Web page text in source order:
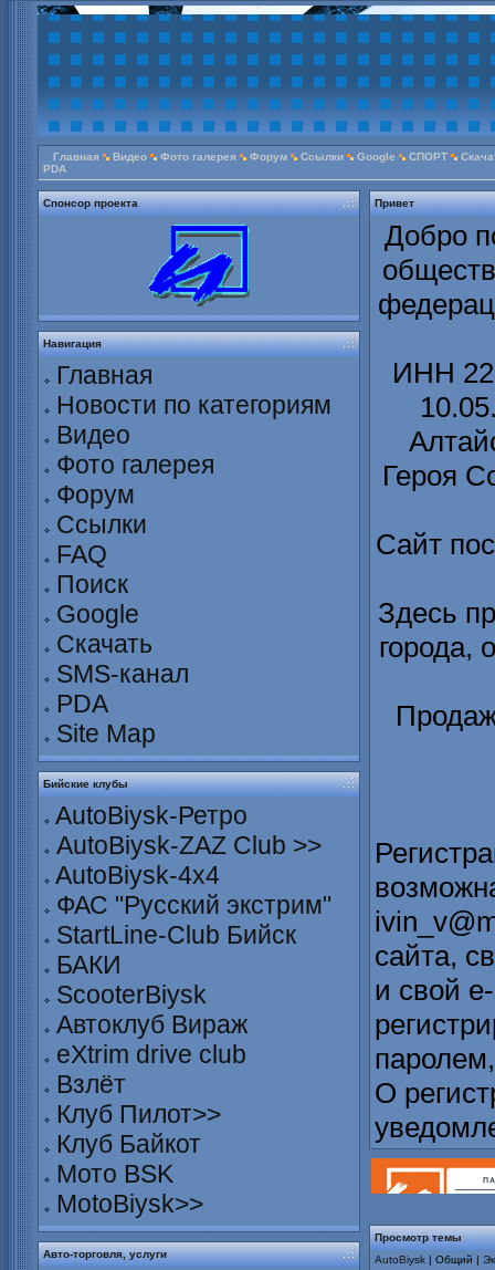
Главная Видео Фото галерея Форум Ссылки Google СПОРТ
PDA
Спонсор проекта
Навигация
Главная
Новости по категориям
Видео
Фото галерея
Форум
Ссылки
FAQ
Поиск
Google
Скачать
SMS-канал
PDA
Site Map
Бийские клубы
AutoBiysk-Ретро
AutoBiysk-ZAZ Club >>
AutoBiysk-4x4
ФАС "Русский экстрим"
StartLine-Club Бийск
БАКИ
ScooterBiysk
Автоклуб Вираж
eXtrim drive club
Взлёт
Клуб Пилот>>
Клуб Байкот
Мото BSK
MotoBiysk>>
Авто-торговля, услуги
Привет
Добро
ИНН
Героя
Сайт
Здесь
города,
сайта,
и свой
О
Просмотр темы
AutoBiysk | Общий |